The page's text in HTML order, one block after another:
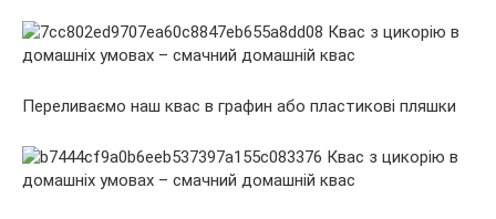
Переливаємо наш квас в графин або пластикові пляшки